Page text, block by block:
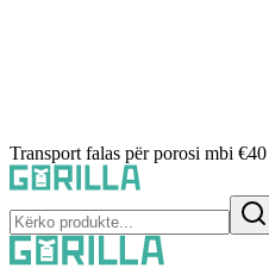
Transport falas për porosi mbi